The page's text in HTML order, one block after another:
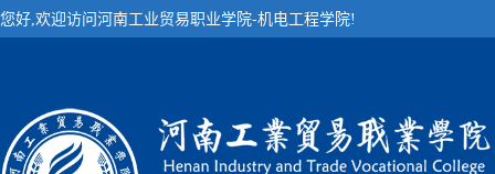
您好,欢迎访问河南工业贸易职业学院-机电工程学院!